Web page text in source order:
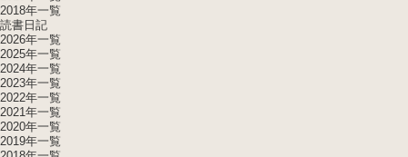
2018年一覧
読書日記
2026年一覧
2025年一覧
2024年一覧
2023年一覧
2022年一覧
2021年一覧
2020年一覧
2019年一覧